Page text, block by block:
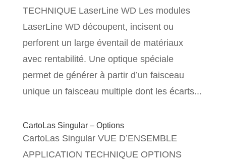
TECHNIQUE LaserLine WD Les modules
LaserLine WD découpent, incisent ou
perforent un large éventail de matériaux
avec rentabilité. Une optique spéciale
permet de générer à partir d’un faisceau
unique un faisceau multiple dont les écarts...
CartoLas Singular – Options
CartoLas Singular VUE D’ENSEMBLE
APPLICATION TECHNIQUE OPTIONS